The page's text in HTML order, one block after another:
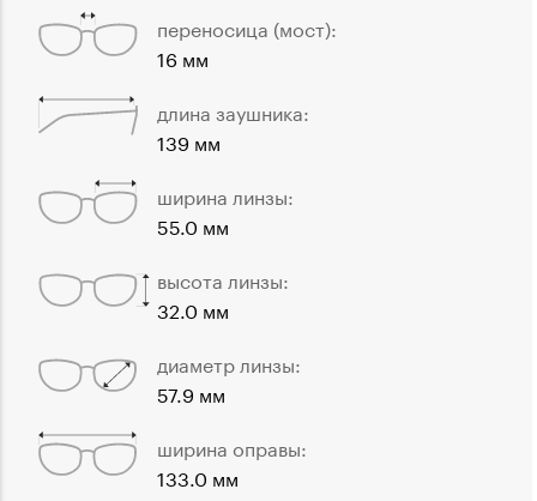
переносица (мост):
16 мм
длина заушника:
139 мм
ширина линзы:
55.0 мм
высота линзы:
32.0 мм
диаметр линзы:
57.9 мм
ширина оправы:
133.0 мм